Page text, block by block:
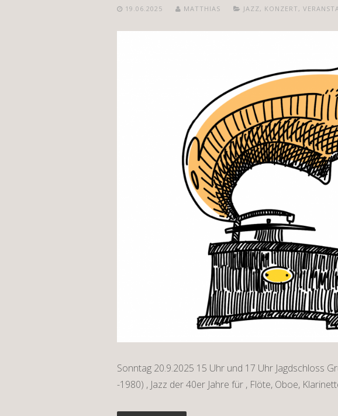
19.06.2025 MATTHIAS JAZZ, KONZERT ,
Sonntag 20.9.2025 15 Uhr und 17 Uhr Jagdschloss
-1980) , Jazz der 40er Jahre für , Flöte, Oboe,